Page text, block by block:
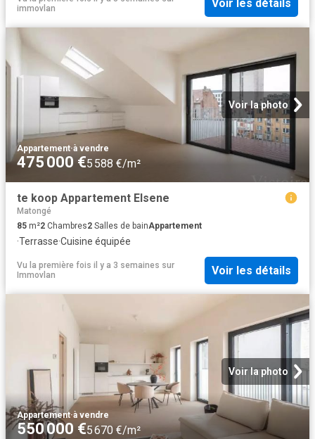
immovlan
Voir les détails
Voir la photo
Appartement·à vendre
475 000 €5 588 €/m²
te koop Appartement Elsene
Matongé
85 m²2 Chambres2 Salles de bainAppartement
·Terrasse·Cuisine équipée
Vu la première fois il y a 3 semaines sur
Immovlan
Voir les détails
Voir la photo
Appartement·à vendre
550 000 €5 670 €/m²